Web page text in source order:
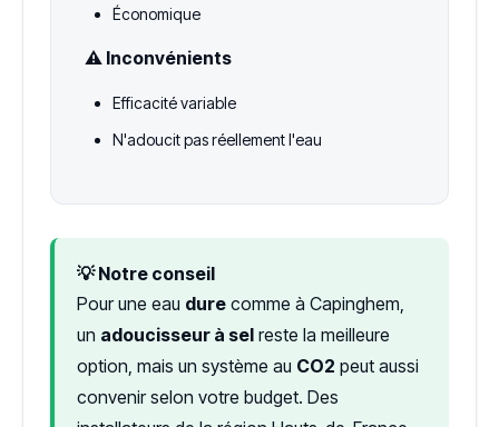
Économique
⚠️ Inconvénients
Efficacité variable
N'adoucit pas réellement l'eau
💡 Notre conseil
Pour une eau dure comme à Capinghem,
un adoucisseur à sel reste la meilleure
option, mais un système au CO2 peut aussi
convenir selon votre budget. Des